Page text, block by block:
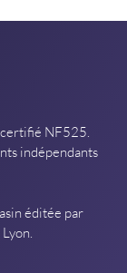
NF525.
indépendants
éditée par